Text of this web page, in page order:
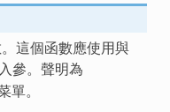
這個函數應使用與
參。聲明為
單。